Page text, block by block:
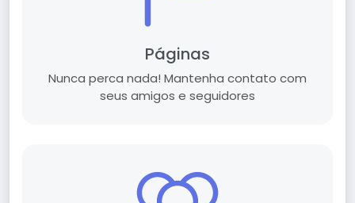
Páginas
Nunca perca nada! Mantenha contato com
seus amigos e seguidores